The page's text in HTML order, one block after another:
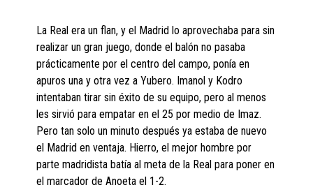
La Real era un flan, y el Madrid lo aprovechaba para sin
realizar un gran juego, donde el balón no pasaba
prácticamente por el centro del campo, ponía en
apuros una y otra vez a Yubero. Imanol y Kodro
intentaban tirar sin éxito de su equipo, pero al menos
les sirvió para empatar en el 25 por medio de Imaz.
Pero tan solo un minuto después ya estaba de nuevo
el Madrid en ventaja. Hierro, el mejor hombre por
parte madridista batía al meta de la Real para poner en
el marcador de Anoeta el 1-2.